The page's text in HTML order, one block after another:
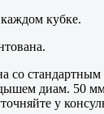
кубке.
со
диам. 50
у